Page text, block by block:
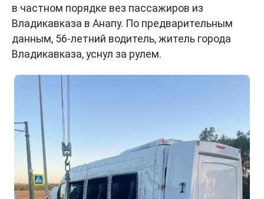
в частном порядке вез пассажиров из
Владикавказа в Анапу. По предварительным
данным, 56-летний водитель, житель города
Владикавказа, уснул за рулем.